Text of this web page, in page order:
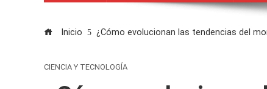
Inicio ¿Cómo evolucionan las tendencias del
CIENCIA Y TECNOLOGÍA